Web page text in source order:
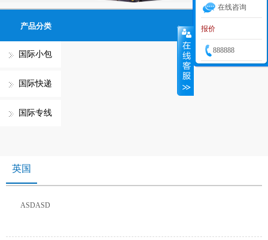
产品分类
国际小包
国际快递
国际专线
英国
ASDASD
在线咨询
报价
888888